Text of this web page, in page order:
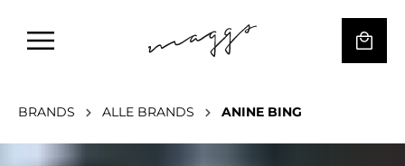
BRANDS ALLE BRANDS ANINE BING